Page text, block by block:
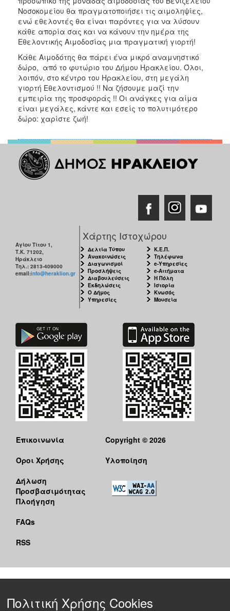
Νοσοκομείου θα πραγματοποιήσει τις αιμοληψίες,
ενώ εθελοντές θα είναι παρόντες για να λύσουν
κάθε απορία σας και να κάνουν την ημέρα της
Εθελοντικής Αιμοδοσίας μια πραγματική γιορτή!
Κάθε Αιμοδότης θα πάρει ένα μικρό αναμνηστικό
δώρο, από το φυτώριο του Δήμου Ηρακλείου. Όλοι,
λοιπόν, στο κέντρο του Ηρακλείου, στη μεγάλη
γιορτή Εθελοντισμού !! Να ζήσουμε μαζί την
εμπειρία της προσφοράς !! Οι ανάγκες για αίμα
είναι μεγάλες, κάντε και εσείς το πολυτιμότερο
δώρο: χαρίστε ζωή!
Αγίου Τίτου 1,
Τ.Κ. 71202,
Ηράκλειο
Τηλ.: 2813-409000
email:info@heraklion.gr
Χάρτης Ιστοχώρου
Δελτία Τύπου
Ανακοινώσεις
Διαγωνισμοί
Προσλήψεις
Διαβουλεύσεις
Εκδηλώσεις
Ο Δήμος
Υπηρεσίες
Κ.Ε.Π.
Τηλέφωνα
e-Υπηρεσίες
e-Αιτήματα
Η Πόλη
Ιστορία
Κνωσός
Μουσεία
Επικοινωνία
Όροι Χρήσης
Δήλωση
Προσβασιμότητας
Πλοήγηση
FAQs
RSS
Copyright © 2026
Υλοποίηση
Πολιτική Χρήσης Cookies